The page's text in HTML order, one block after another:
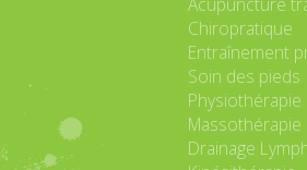
Chiropratique
Entraînement
Soin des pieds
Physiothérapie
Massothérapie
Drainage